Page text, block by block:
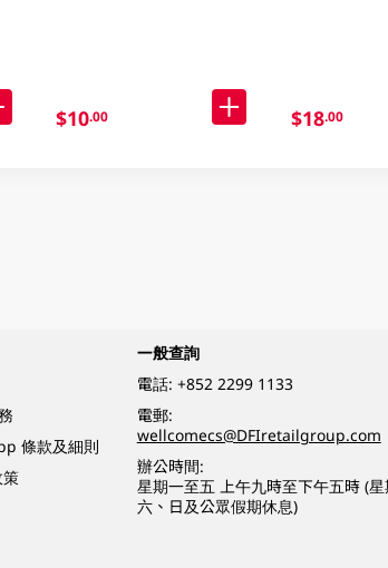
$10.00 $18.00
條款及細則
一般查詢
電話: +852 2299 1133
電郵:
wellcomecs@DFIretailgroup.com
辦公時間:
星期一至五 上午九時至下午五時 (星
六、日及公眾假期休息)